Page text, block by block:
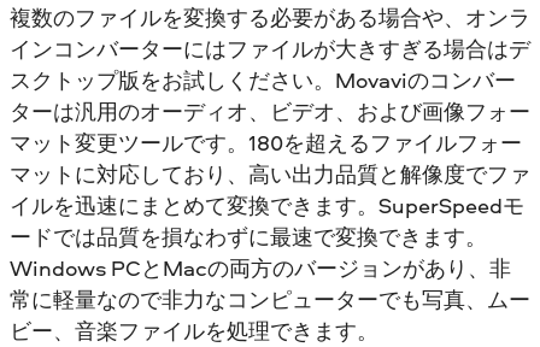
複数のファイルを変換する必要がある場合や、オンラ
インコンバーターにはファイルが大きすぎる場合はデ
スクトップ版をお試しください。Movaviのコンバー
ターは汎用のオーディオ、ビデオ、および画像フォー
マット変更ツールです。180を超えるファイルフォー
マットに対応しており、高い出力品質と解像度でファ
イルを迅速にまとめて変換できます。SuperSpeedモ
ードでは品質を損なわずに最速で変換できます。
Windows PCとMacの両方のバージョンがあり、非
常に軽量なので非力なコンピューターでも写真、ムー
ビー、音楽ファイルを処理できます。